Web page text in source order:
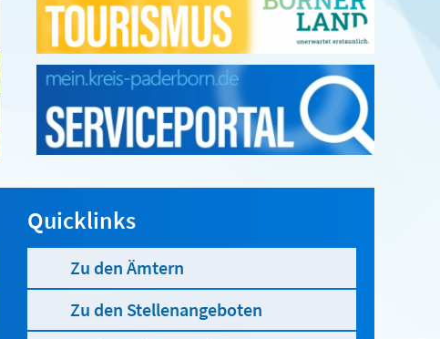
Quicklinks
Zu den Ämtern
Zu den Stellenangeboten